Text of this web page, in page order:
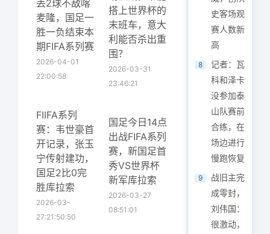
丢2球不敌喀
麦隆，国足一
胜一负结束本
期FIFA系列赛
2026-04-01
22:00:58
搭上世界杯的
末班车，意大
利能否杀出重
围？
2026-03-31
23:46:21
FIIFA系列
赛：韦世豪首
开记录，张玉
宁传射建功，
国足2比0完
胜库拉索
2026-03-
27:21:50:50
国足今日14点
出战FIFA系列
赛，新国足首
秀VS世界杯
新军库拉索
2026-03-27
08:51:01
史客场观
赛人数新
高
8
记者：瓦
科和泽卡
没参加泰
山队赛前
合练，在
场边进行
慢跑恢复
9
战旧主完
成零封，
刘伟国：
很激动，